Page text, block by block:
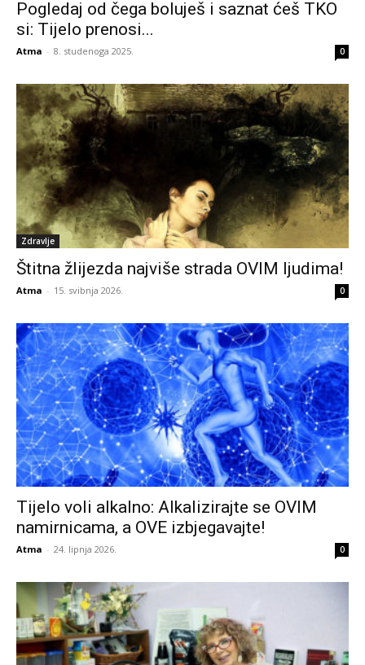
Pogledaj od čega boluješ i saznat ćeš TKO
si: Tijelo prenosi...
Atma - 8. studenoga 2025. 0
Zdravlje
Štitna žlijezda najviše strada OVIM ljudima!
Atma - 15. svibnja 2026. 0
Tijelo voli alkalno: Alkalizirajte se OVIM
namirnicama, a OVE izbjegavajte!
Atma - 24. lipnja 2026. 0